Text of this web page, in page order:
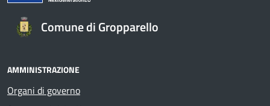
Comune di Gropparello
AMMINISTRAZIONE
Organi di governo